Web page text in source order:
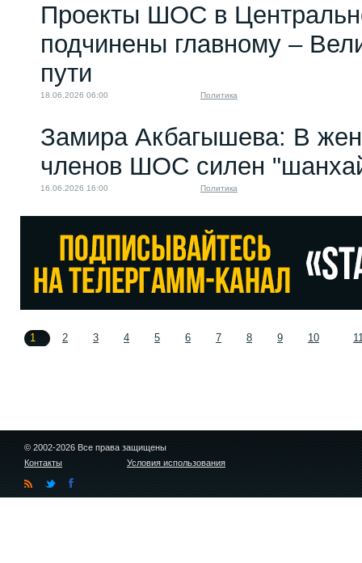
Проекты ШОС в
подчинены главному –
пути
18.06.2026 06:00 Политика
Замира Акбагышева: В
членов ШОС силен
16.06.2026 16:00 Политика
1 2 3 4 5 6 7 8 9 10
© 2002-2026 Все права защищены
Контакты
Условия использования